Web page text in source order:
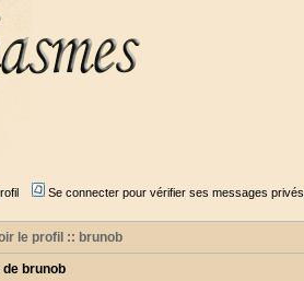
Se connecter pour vérifier ses messages privés
le profil :: brunob
de brunob